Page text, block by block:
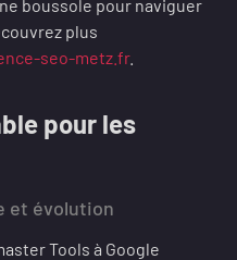
boussole pour naviguer
plus
seo-metz.fr.
pour les
et évolution
Tools à Google